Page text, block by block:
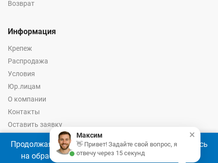
Возврат
Информация
Крепеж
Распродажа
Условия
Юр.лицам
О компании
Контакты
Оставить заявку
Калькулятор крепежа
Продолжая использовать наш сайт, Вы соглашаетесь
на обработку файлов cookie 🍪 в соответствии с
×
Максим
👋 Привет! Задайте свой вопрос, я
отвечу через 15 секунд